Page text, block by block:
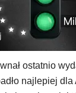
ostatnio
najlepiej dla